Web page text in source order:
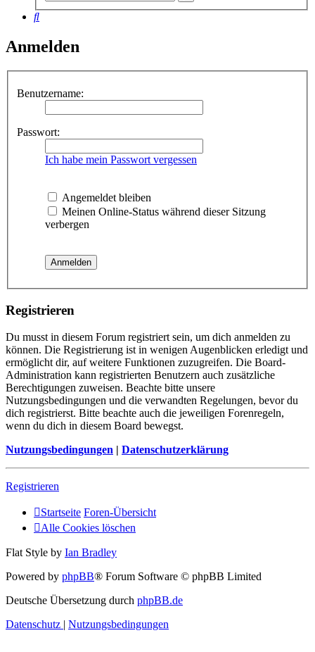
Suche
Anmelden
Benutzername:
Passwort:
Ich habe mein Passwort vergessen
Angemeldet bleiben
Meinen Online-Status während dieser Sitzung
verbergen
Registrieren
Du musst in diesem Forum registriert sein, um dich anmelden zu
können. Die Registrierung ist in wenigen Augenblicken erledigt und
ermöglicht dir, auf weitere Funktionen zuzugreifen. Die Board-
Administration kann registrierten Benutzern auch zusätzliche
Berechtigungen zuweisen. Beachte bitte unsere
Nutzungsbedingungen und die verwandten Regelungen, bevor du
dich registrierst. Bitte beachte auch die jeweiligen Forenregeln,
wenn du dich in diesem Board bewegst.
Nutzungsbedingungen | Datenschutzerklärung
Registrieren
Startseite Foren-Übersicht
Alle Cookies löschen
Flat Style by Ian Bradley
Powered by phpBB® Forum Software © phpBB Limited
Deutsche Übersetzung durch phpBB.de
Datenschutz | Nutzungsbedingungen